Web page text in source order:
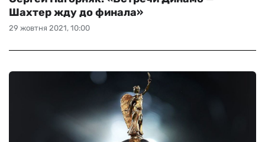
29 жовтня 2021, 10:00
Шахтер жду до финала»